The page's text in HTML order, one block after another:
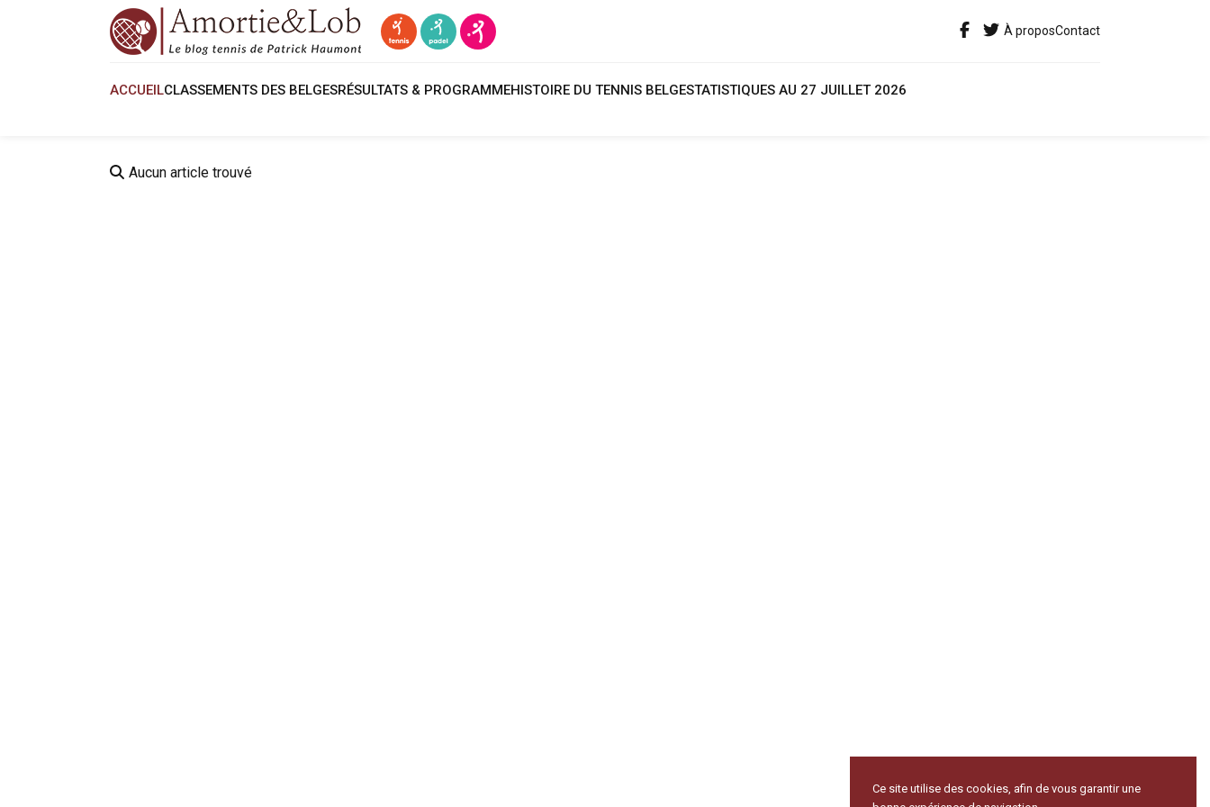
À proposContact
ACCUEILCLASSEMENTS DES BELGESRÉSULTATS & PROGRAMMEHISTOIRE DU TENNIS BELGESTATISTIQUES AU 27 JUILLET 2026
Aucun article trouvé
Ce site utilise des cookies, afin de vous garantir une